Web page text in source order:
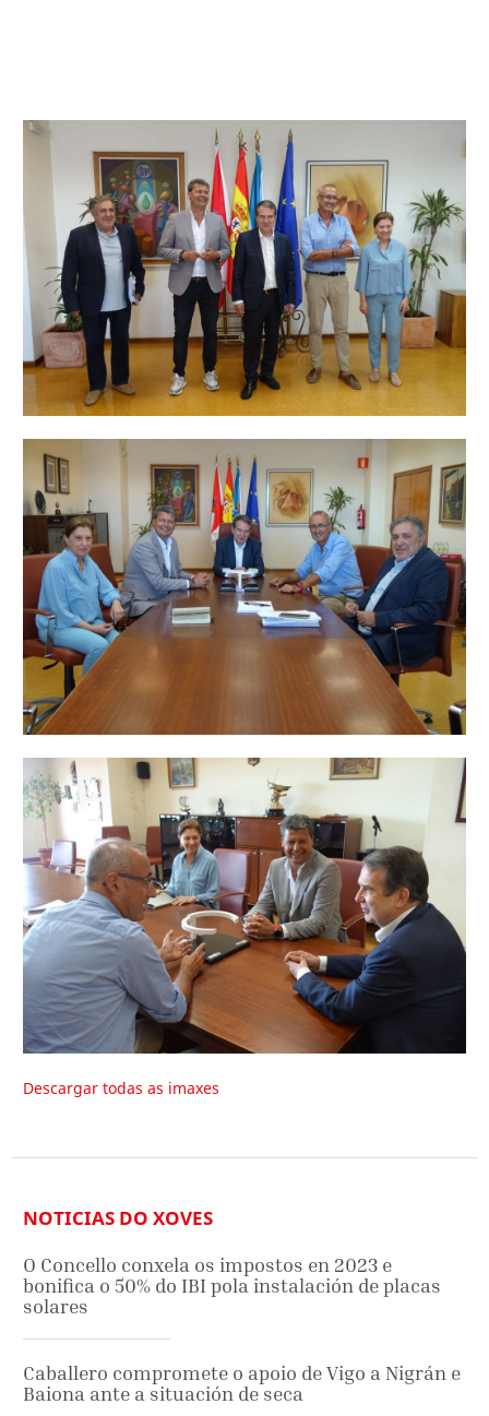
Descargar todas as imaxes
NOTICIAS DO XOVES
O Concello conxela os impostos en 2023 e
bonifica o 50% do IBI pola instalación de placas
solares
Caballero compromete o apoio de Vigo a Nigrán e
Baiona ante a situación de seca